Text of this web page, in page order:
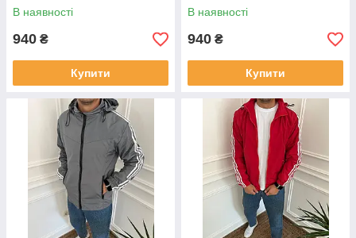
В наявності
940 ₴
Купити
В наявності
940 ₴
Купити